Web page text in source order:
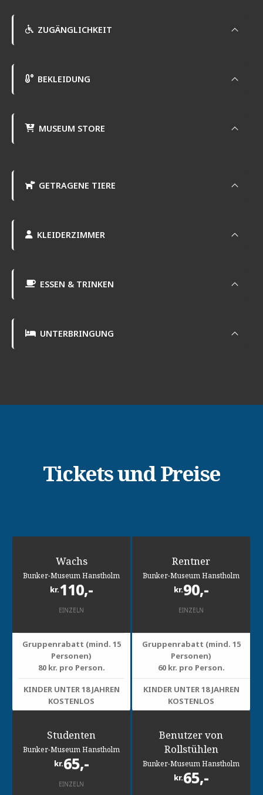
ZUGÄNGLICHKEIT
BEKLEIDUNG
MUSEUM STORE
GETRAGENE TIERE
KLEIDERZIMMER
ESSEN & TRINKEN
UNTERBRINGUNG
Tickets und Preise
Wachs
Bunker-Museum Hanstholm
kr.110,-
EINZELN
Gruppenrabatt (mind. 15
Personen)
80 kr. pro Person.
KINDER UNTER 18 JAHREN
KOSTENLOS
Rentner
Bunker-Museum Hanstholm
kr.90,-
EINZELN
Gruppenrabatt (mind. 15
Personen)
60 kr. pro Person.
KINDER UNTER 18 JAHREN
KOSTENLOS
Studenten
Bunker-Museum Hanstholm
kr.65,-
EINZELN
Benutzer von
Rollstühlen
Bunker-Museum Hanstholm
kr.65,-